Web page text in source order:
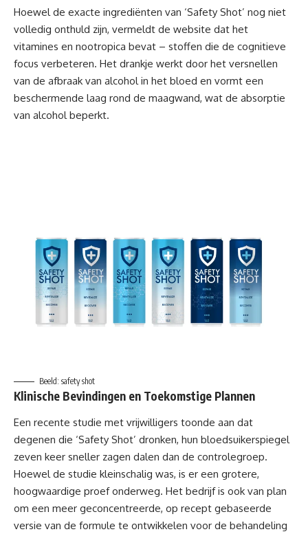
Hoewel de exacte ingrediënten van ‘Safety Shot’ nog niet
volledig onthuld zijn, vermeldt de website dat het
vitamines en nootropica bevat – stoffen die de cognitieve
focus verbeteren. Het drankje werkt door het versnellen
van de afbraak van alcohol in het bloed en vormt een
beschermende laag rond de maagwand, wat de absorptie
van alcohol beperkt.
Beeld: safety shot
Klinische Bevindingen en Toekomstige Plannen
Een recente studie met vrijwilligers toonde aan dat
degenen die ‘Safety Shot’ dronken, hun bloedsuikerspiegel
zeven keer sneller zagen dalen dan de controlegroep.
Hoewel de studie kleinschalig was, is er een grotere,
hoogwaardige proef onderweg. Het bedrijf is ook van plan
om een meer geconcentreerde, op recept gebaseerde
versie van de formule te ontwikkelen voor de behandeling